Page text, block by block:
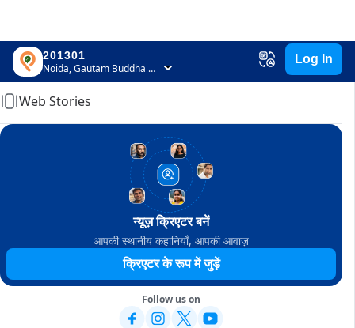
201301
Noida, Gautam Buddha Nagar, Uttar Pradesh
Log In
Home
Web Stories
न्यूज़ क्रिएटर बनें
आपकी स्थानीय कहानियाँ, आपकी आवाज़
क्रिएटर के रूप में जुड़ें
Follow us on